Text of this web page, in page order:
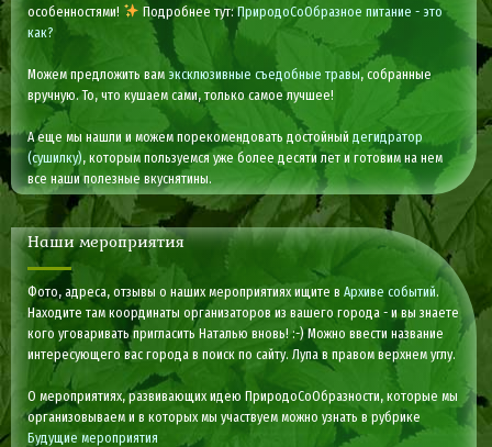
особенностями!
Подробнее тут:ПриродоСоОбразное питание - это
как?
Можем предложить вам эксклюзивные съедобные травы, собранные
вручную. То, что кушаем сами, только самое лучшее!
А еще мы нашли и можем порекомендовать достойныйдегидратор
(сушилку), которым пользуемся уже более десяти лет и готовим на нем
все наши полезные вкуснятины.
Наши мероприятия
Фото, адреса, отзывы о наших мероприятиях ищите вАрхиве событий.
Находите там координаты организаторов из вашего города - и вы знаете
кого уговаривать пригласить Наталью вновь! :-) Можно ввести название
интересующего вас города в поиск по сайту. Лупа в правом верхнем углу.
О мероприятиях, развивающих идею ПриродоСоОбразности, которые мы
организовываем и в которых мы участвуем можно узнать в рубрике
Будущие мероприятия